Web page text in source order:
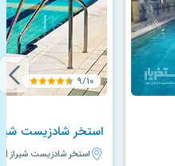
۹/۱۰
استخر شادزیست
استخر شادزیست شیراز |